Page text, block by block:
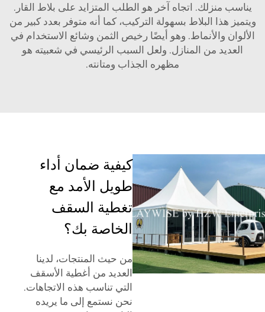
يناسب منزلك. اتجاه آخر هو الطلب المتزايد على بلاط القار.
ويتميز هذا البلاط بسهولة التركيب، كما أنه متوفر بعدد كبير من
الألوان والأنماط. وهو أيضًا رخيص الثمن وشائع الاستخدام في
العديد من المنازل. ولعل السبب الرئيسي في شعبيته هو
مظهره الجذاب ومتانته.
كيفية ضمان أداء
طويل الأمد مع
تغطية السقف
الخاصة بك؟
من حيث المنتجات، لدينا
العديد من أغطية الأسقف
التي تناسب هذه الاتجاهات.
نحن نستمع إلى ما يريده